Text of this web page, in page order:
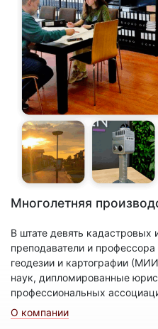
Многолетняя
В штате девять
преподаватели и
геодезии и картографии
наук, дипломированные
профессиональных
О компании